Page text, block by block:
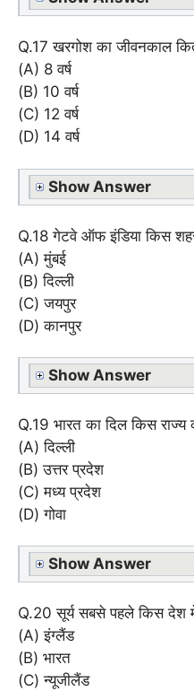
Q.17 खरगोश का जीवनकाल
(A) 8 वर्ष
(B) 10 वर्ष
(C) 12 वर्ष
(D) 14 वर्ष
Show Answer
Q.18 गेटवे ऑफ इंडिया किस
(A) मुंबई
(B) दिल्ली
(C) जयपुर
(D) कानपुर
Show Answer
Q.19 भारत का दिल किस राज्य
(A) दिल्ली
(B) उत्तर प्रदेश
(C) मध्य प्रदेश
(D) गोवा
Show Answer
Q.20 सूर्य सबसे पहले किस देश
(A) इंग्लैंड
(B) भारत
(C) न्यूजीलैंड